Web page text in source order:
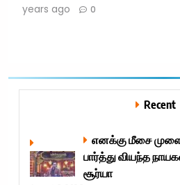
years ago
0
Recent
எனக்கு மீசை
பார்த்து வியந்த
சூர்யா